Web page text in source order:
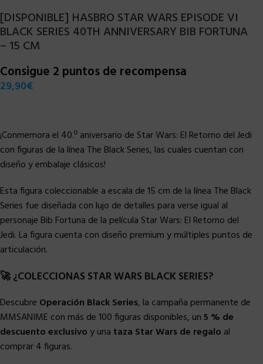
[DISPONIBLE] HASBRO STAR WARS EPISODE VI
BLACK SERIES 40TH ANNIVERSARY BIB FORTUNA
– 15 CM
Consigue 2 puntos de recompensa
29,90€
¡Conmemora el 40.º aniversario de Star Wars: El Retorno del Jedi
con figuras de la línea The Black Series, las cuales cuentan con
diseño y embalaje clásicos!
Esta figura coleccionable a escala de 15 cm de la línea The Black
Series fue diseñada con lujo de detalles para verse igual al
personaje Bib Fortuna de la película Star Wars: El Retorno del
Jedi. La figura cuenta con diseño premium y múltiples puntos de
articulación.
🚀 ¿COLECCIONAS STAR WARS BLACK SERIES?
Descubre Operación Black Series, la campaña permanente de
MMSANIME con más de 100 figuras disponibles, un5 % de
descuento exclusivo y una taza Star Wars de regalo al
comprar 4 figuras.